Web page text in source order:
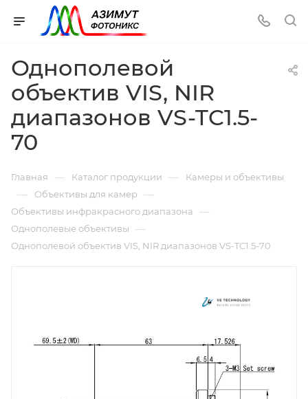
Однополевой
объектив VIS, NIR
диапазонов VS-TC1.5-
70
Главная — Каталог продукции — Камеры и объективы
— Объективы для камер —
Объективы инфракрасного диапазона —
Однополевые объективы —
Однополевой объектив VIS, NIR диапазонов VS-TC1.5-70